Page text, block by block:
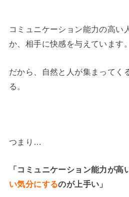
コミュニケーション能力の高い
か、相手に快感を与えています。
だから、自然と人が集まってく
る。
つまり…
「コミュニケーション能力が高
い気分にするのが上手い」